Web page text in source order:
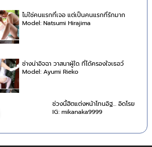
ไม่ใช่คนแรกที่เจอ แต่เป็นคนแรกที่รักมาก
Model: Natsumi Hirajima
ช่างน่าอิจฉา วาสนาผู้ใด ที่ได้ครองใจเธอว์
Model: Ayumi Rieko
ช่วงนี้ฮิตแต่งหน้าโทนอิฐ… อิดโรย
IG: mikanaka9999